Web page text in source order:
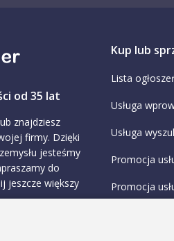
od 35 lat
znajdziesz
firmy. Dzięki
jesteśmy
do
jeszcze większy
Kup lub
Lista
Usługa
Usługa
Promocja
Promocja